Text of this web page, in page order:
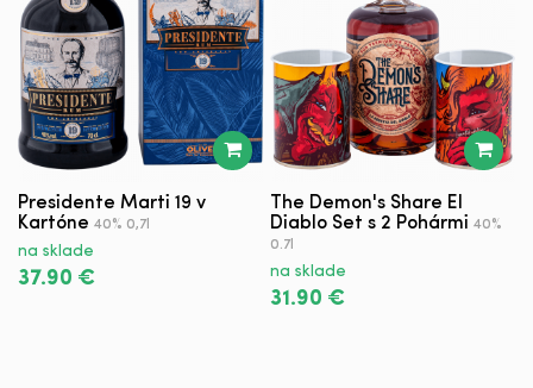
Presidente Marti 19 v
Kartóne 40% 0,7l
na sklade
37.90 €
The Demon's Share El
Diablo Set s 2 Pohármi 40%
0.7l
na sklade
31.90 €